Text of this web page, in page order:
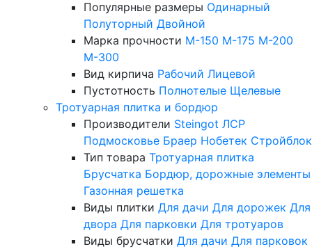
Популярные размеры Одинарный
Полуторный Двойной
Марка прочности М-150 М-175 М-200
М-300
Вид кирпича Рабочий Лицевой
Пустотность Полнотелые Щелевые
Тротуарная плитка и бордюр
Производители Steingot ЛСР
Подмосковье Браер Нобетек Стройблок
Тип товара Тротуарная плитка
Брусчатка Бордюр, дорожные элементы
Газонная решетка
Виды плитки Для дачи Для дорожек Для
двора Для парковки Для тротуаров
Виды брусчатки Для дачи Для парковок